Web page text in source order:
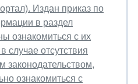
Издан приказ по
в раздел
ознакомиться с их
случае отсутствия
ознакомиться с